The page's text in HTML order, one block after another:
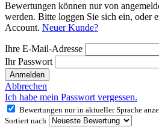
Bewertungen können nur von
werden. Bitte loggen Sie sich ein, oder
Account. Neuer Kunde?
Ihre E-Mail-Adresse
Ihr Passwort
Anmelden
Abbrechen
Ich habe mein Passwort vergessen.
Bewertungen nur in aktueller Sprache
Sortiert nach